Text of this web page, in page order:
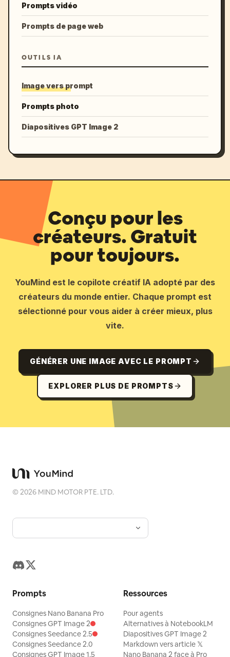
Prompts vidéo
Prompts de page web
OUTILS IA
Image vers prompt
Prompts photo
Diapositives GPT Image 2
Conçu pour les
créateurs. Gratuit
pour toujours.
YouMind est le copilote créatif IA adopté par des
créateurs du monde entier. Chaque prompt est
sélectionné pour vous aider à créer mieux, plus
vite.
GÉNÉRER UNE IMAGE AVEC LE PROMPT
EXPLORER PLUS DE PROMPTS
©2026 MIND MOTOR PTE. LTD.
Prompts
Consignes Nano Banana Pro
Consignes GPT Image 2
Consignes Seedance 2.5
Consignes Seedance 2.0
Consignes GPT Image 1.5
Ressources
Pour agents
Alternatives à NotebookLM
Diapositives GPT Image 2
Markdown vers article 𝕏
Nano Banana 2 face à Pro